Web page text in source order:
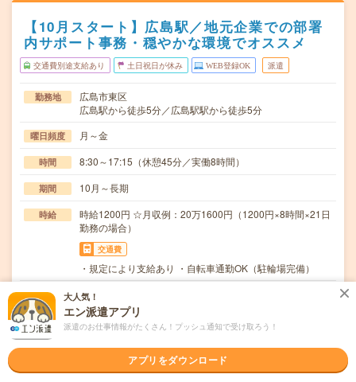
【10月スタート】広島駅／地元企業での部署
内サポート事務・穏やかな環境でオススメ
交通費別途支給あり 土日祝日が休み WEB登録OK 派遣
勤務地
広島市東区
広島駅から徒歩5分／広島駅駅から徒歩5分
曜日頻度 月～金
時間 8:30～17:15（休憩45分／実働8時間）
期間 10月～長期
時給
時給1200円 ☆月収例：20万1600円（1200円×8時間×21日
勤務の場合）
交通費
・規定により支給あり ・自転車通勤OK（駐輪場完備）
仕事内容
・顧客データ整理（専用システムへの入力）・郵便物の受
取、仕分け、発送業務・問い合わせ対応（メール・電…
応募資格
英語力不要
・何らかの事務経験がある方・Excel：表作成や四則演算が
大人気！
エン派遣アプリ
派遣のお仕事情報がたくさん！プッシュ通知で受け取ろう！
アプリをダウンロード